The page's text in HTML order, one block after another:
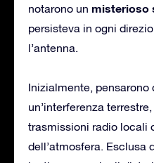
notarono un misterioso
persisteva in ogni
l’antenna.
Inizialmente,
un’interferenza
trasmissioni radio locali
dell’atmosfera. Esclusa